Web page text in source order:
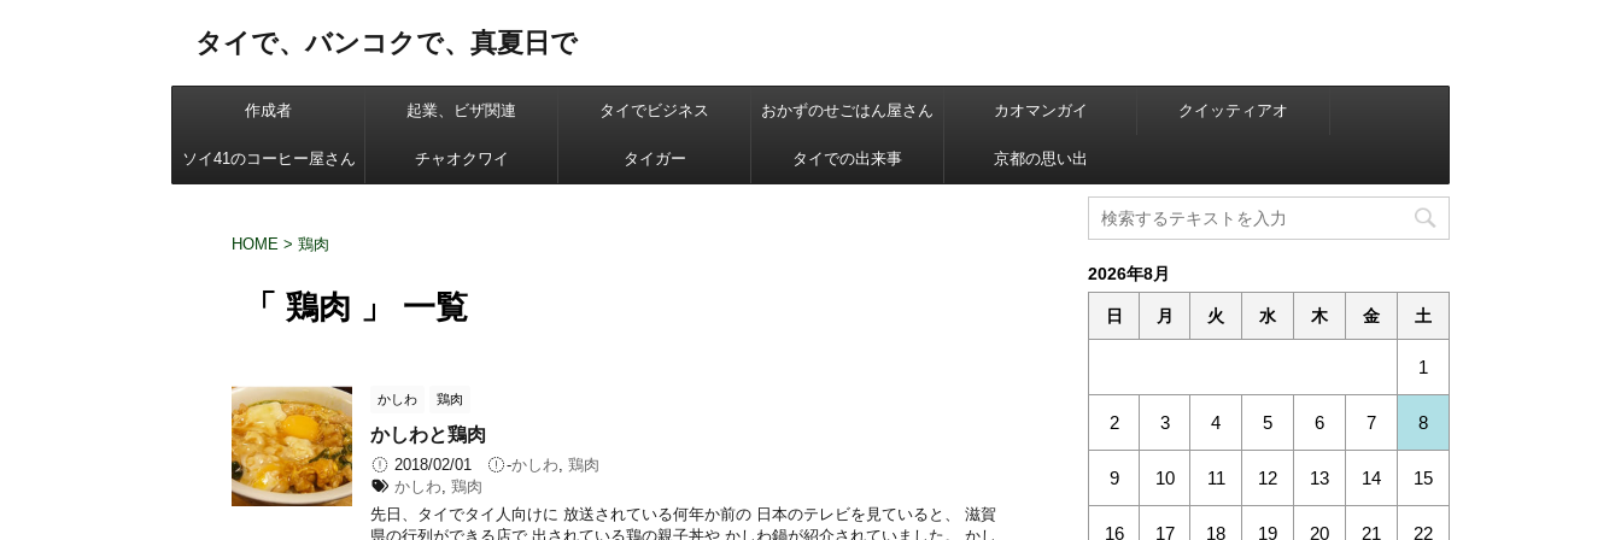
タイで、バンコクで、真夏日で
作成者 起業、ビザ関連 タイでビジネス おかずのせごはん屋さん カオマンガイ クイッティアオ
ソイ41のコーヒー屋さん チャオクワイ タイガー タイでの出来事 京都の思い出
HOME > 鶏肉
「 鶏肉 」 一覧
かしわ 鶏肉
かしわと鶏肉
2018/02/01 -かしわ, 鶏肉
かしわ,鶏肉
先日、タイでタイ人向けに 放送されている何年か前の 日本のテレビを見ていると、 滋賀
県の行列ができる店で 出されている鶏の親子丼や かしわ鍋が紹介されていました。 かし
2026年8月
日 月 火 水 木 金 土
1
2 3 4 5 6 7 8
9 10 11 12 13 14 15
16 17 18 19 20 21 22